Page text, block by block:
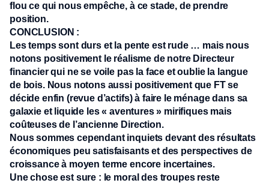
flou ce qui nous empêche, à ce stade, de prendre
position.
CONCLUSION :
Les temps sont durs et la pente est rude … mais nous
notons positivement le réalisme de notre Directeur
financier qui ne se voile pas la face et oublie la langue
de bois. Nous notons aussi positivement que FT se
décide enfin (revue d’actifs) à faire le ménage dans sa
galaxie et liquide les « aventures » mirifiques mais
coûteuses de l’ancienne Direction.
Nous sommes cependant inquiets devant des résultats
économiques peu satisfaisants et des perspectives de
croissance à moyen terme encore incertaines.
Une chose est sure : le moral des troupes reste